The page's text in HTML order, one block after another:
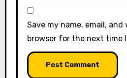
Save my name, email,
browser for the next time